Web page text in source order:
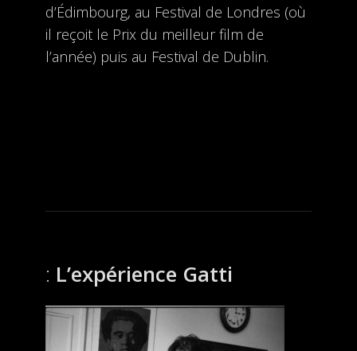
d’Édimbourg, au Festival de Londres (où
il reçoit le Prix du meilleur film de
l’année) puis au Festival de Dublin.
L’expérience Gatti